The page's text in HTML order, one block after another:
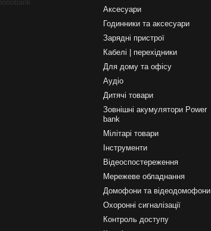
Аксесуари
Годинники та аксесуари
Зарядні пристрої
Кабелі | перехідники
Для дому та офісу
Аудіо
Дитячі товари
Зовнішні акумулятори Power
bank
Мілітарі товари
Інструменти
Відеоспостереження
Мережеве обладнання
Домофони та відеодомофони
Охоронні сигналізації
Контроль доступу